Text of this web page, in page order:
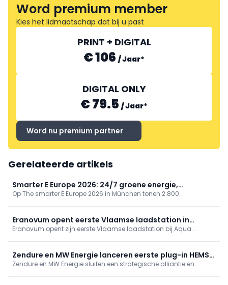
Word premium member
Kies het lidmaatschap dat bij u past
PRINT + DIGITAL
€ 106 /Jaar*
DIGITAL ONLY
€ 79.5 /Jaar*
Word nu premium partner
Gerelateerde artikels
Smarter E Europe 2026: 24/7 groene energie,
betrouwbaar en betaalbaar
Op The smarter E Europe 2026 in München tonen 2.800
kostenbeheersing en geopolitieke veerkracht. De special
Renewables 24/7 demonstreert sectorkoppeling, opslag en
digitalisering.
Eranovum opent eerste Vlaamse laadstation in
Vilvoorde
Eranovum opent zijn eerste Vlaamse laadstation bij Aqua
focust op groene snellaadoplossingen en bestemmingsladen op
retail- en vrijetijdslocaties.
Zendure en MW Energie lanceren eerste plug-in HEMS
voor hele woning
Zendure en MW Energie sluiten een strategische alliantie en